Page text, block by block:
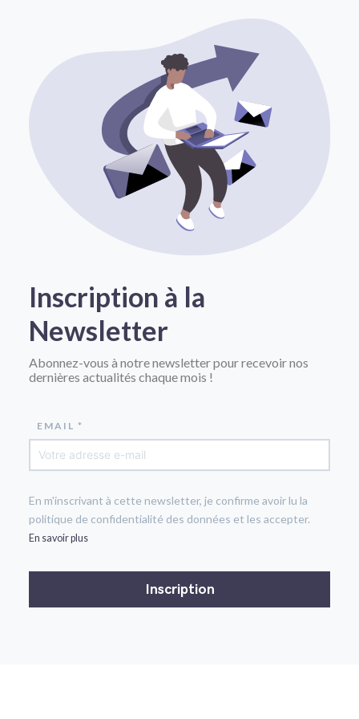
Inscription à la
Newsletter
Abonnez-vous à notre newsletter pour recevoir nos
dernières actualités chaque mois !
EMAIL *
En m'inscrivant à cette newsletter, je confirme avoir lu la
politique de confidentialité des données et les accepter.
En savoir plus